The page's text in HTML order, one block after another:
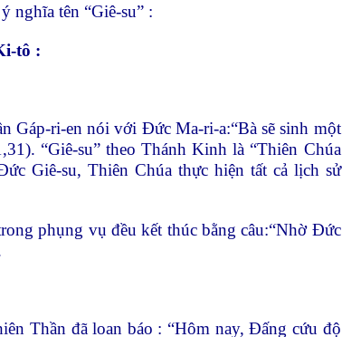
nghĩa tên “Giê-su” :
tô :
Gáp-ri-en nói với Đức Ma-ri-a:“Bà sẽ sinh một
“Giê-su” theo Thánh Kinh là “Thiên Chúa
Giê-su, Thiên Chúa thực hiện tất cả lịch sử
phụng vụ đều kết thúc bằng câu:“Nhờ Đức
Thần đã loan báo : “Hôm nay, Đấng cứu độ